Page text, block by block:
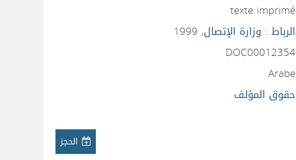
texte imprimé
الرباط : وزارة الإتصال, 1999
DOC00012354
Arabe
حقوق المؤلف
الحجز